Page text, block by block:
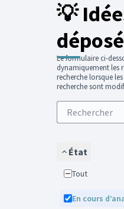
💡
Le formulaire ci-
dynamiquement les
recherche lorsque
recherche sont
État
Tout
En cours